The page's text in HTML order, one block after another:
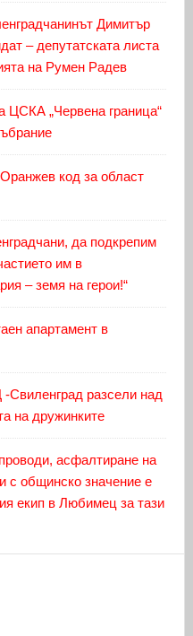
Димитър
– депутатската листа
на Румен Радев
ЦСКА „Червена граница“
код за област
да подкрепим
им в
– земя на герои!“
апартамент в
Свиленград разсели над
на дружинките
асфалтиране на
с общинско значение е
екип в Любимец за тази